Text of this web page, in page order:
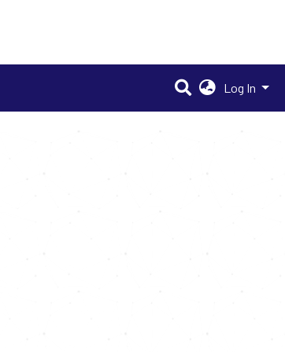
Log In